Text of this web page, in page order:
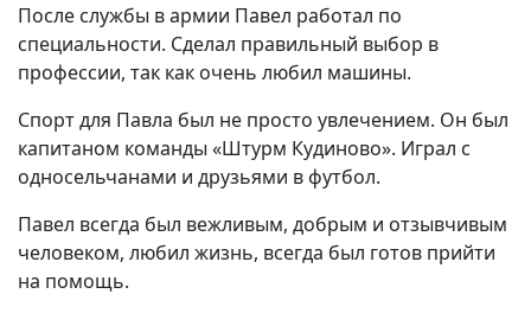
После службы в армии Павел работал по
специальности. Сделал правильный выбор в
профессии, так как очень любил машины.
Спорт для Павла был не просто увлечением. Он был
капитаном команды «Штурм Кудиново». Играл с
односельчанами и друзьями в футбол.
Павел всегда был вежливым, добрым и отзывчивым
человеком, любил жизнь, всегда был готов прийти
на помощь.